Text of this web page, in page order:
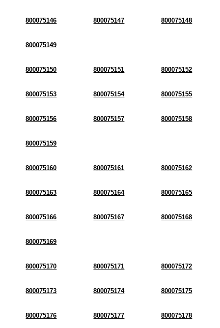
800075146 800075147 800075148
800075149
800075150 800075151 800075152
800075153 800075154 800075155
800075156 800075157 800075158
800075159
800075160 800075161 800075162
800075163 800075164 800075165
800075166 800075167 800075168
800075169
800075170 800075171 800075172
800075173 800075174 800075175
800075176 800075177 800075178